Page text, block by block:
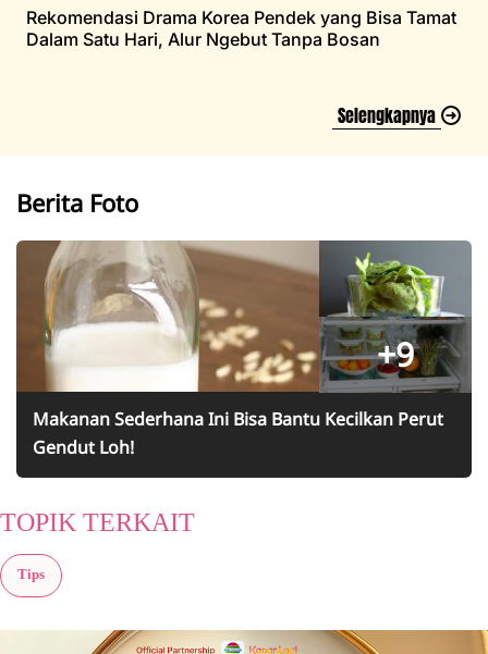
Rekomendasi Drama Korea Pendek yang Bisa Tamat
Dalam Satu Hari, Alur Ngebut Tanpa Bosan
Selengkapnya
Berita Foto
+9
Makanan Sederhana Ini Bisa Bantu Kecilkan Perut
Gendut Loh!
TOPIK TERKAIT
Tips